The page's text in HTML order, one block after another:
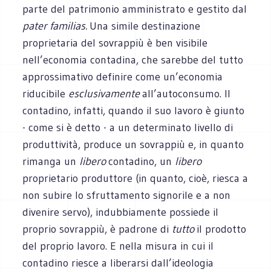
parte del patrimonio amministrato e gestito dal
pater familias. Una simile destinazione
proprietaria del sovrappiù è ben visibile
nell’economia contadina, che sarebbe del tutto
approssimativo definire come un’economia
riducibile esclusivamenteall’autoconsumo. Il
contadino, infatti, quando il suo lavoro è giunto
- come si è detto - a un determinato livello di
produttività, produce un sovrappiù e, in quanto
rimanga un liberocontadino, un libero
proprietario produttore (in quanto, cioè, riesca a
non subire lo sfruttamento signorile e a non
divenire servo), indubbiamente possiede il
proprio sovrappiù, è padrone di tuttoil prodotto
del proprio lavoro. E nella misura in cui il
contadino riesce a liberarsi dall’ideologia